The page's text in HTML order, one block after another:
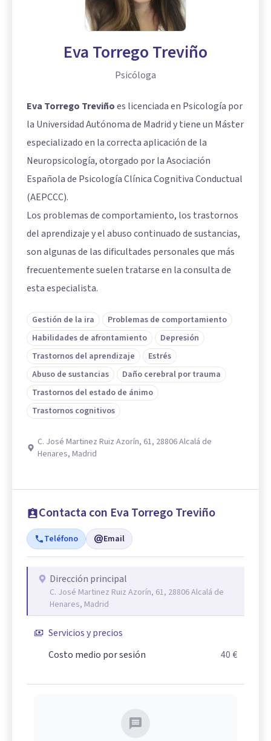
Eva Torrego Treviño
Psicóloga
Eva Torrego Treviñoes licenciada en Psicología por
la Universidad Autónoma de Madrid y tiene un Máster
especializado en la correcta aplicación de la
Neuropsicología, otorgado por la Asociación
Española de Psicología Clínica Cognitiva Conductual
(AEPCCC).
Los problemas de comportamiento, los trastornos
del aprendizaje y el abuso continuado de sustancias,
son algunas de las dificultades personales que más
frecuentemente suelen tratarse en la consulta de
esta especialista.
Gestión de la ira
Problemas de comportamiento
Habilidades de afrontamiento
Depresión
Trastornos del aprendizaje
Estrés
Abuso de sustancias
Daño cerebral por trauma
Trastornos del estado de ánimo
Trastornos cognitivos
C. José Martinez Ruiz Azorín, 61, 28806 Alcalá de
Henares, Madrid
Contacta con Eva Torrego Treviño
Teléfono Email
Dirección principal
C. José Martinez Ruiz Azorín, 61, 28806 Alcalá de
Henares, Madrid
Servicios y precios
Costo medio por sesión
40 €